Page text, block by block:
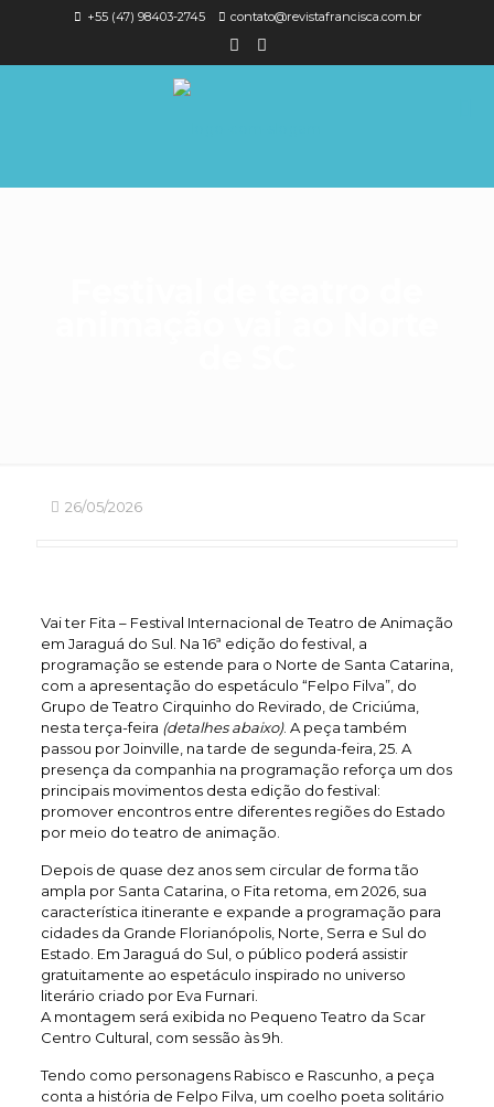
+55 (47) 98403-2745 contato@revistafrancisca.com.br
26/05/2026
Vai ter Fita – Festival Internacional de Teatro de Animação
em Jaraguá do Sul. Na 16ª edição do festival, a
programação se estende para o Norte de Santa Catarina,
com a apresentação do espetáculo “Felpo Filva”, do
Grupo de Teatro Cirquinho do Revirado, de Criciúma,
nesta terça-feira (detalhes abaixo). A peça também
passou por Joinville, na tarde de segunda-feira, 25. A
presença da companhia na programação reforça um dos
principais movimentos desta edição do festival:
promover encontros entre diferentes regiões do Estado
por meio do teatro de animação.
Depois de quase dez anos sem circular de forma tão
ampla por Santa Catarina, o Fita retoma, em 2026, sua
característica itinerante e expande a programação para
cidades da Grande Florianópolis, Norte, Serra e Sul do
Estado. Em Jaraguá do Sul, o público poderá assistir
gratuitamente ao espetáculo inspirado no universo
literário criado por Eva Furnari.
A montagem será exibida no Pequeno Teatro da Scar
Centro Cultural, com sessão às 9h.
Tendo como personagens Rabisco e Rascunho, a peça
conta a história de Felpo Filva, um coelho poeta solitário